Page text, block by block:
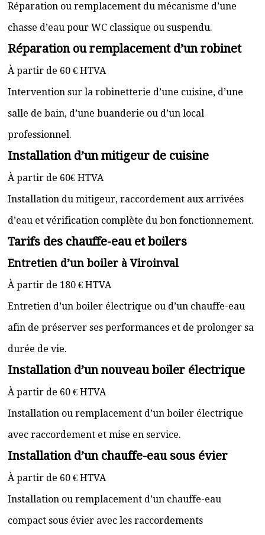
Réparation ou remplacement du mécanisme d’une
chasse d’eau pour WC classique ou suspendu.
Réparation ou remplacement d’un robinet
À partir de 60 € HTVA
Intervention sur la robinetterie d’une cuisine, d’une
salle de bain, d’une buanderie ou d’un local
professionnel.
Installation d’un mitigeur de cuisine
À partir de 60€ HTVA
Installation du mitigeur, raccordement aux arrivées
d’eau et vérification complète du bon fonctionnement.
Tarifs des chauffe-eau et boilers
Entretien d’un boiler à Viroinval
À partir de 180 € HTVA
Entretien d’un boiler électrique ou d’un chauffe-eau
afin de préserver ses performances et de prolonger sa
durée de vie.
Installation d’un nouveau boiler électrique
À partir de 60 € HTVA
Installation ou remplacement d’un boiler électrique
avec raccordement et mise en service.
Installation d’un chauffe-eau sous évier
À partir de 60 € HTVA
Installation ou remplacement d’un chauffe-eau
compact sous évier avec les raccordements